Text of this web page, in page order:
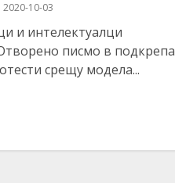
2020-10-03
и интелектуалци
писмо в подкрепа
срещу модела...